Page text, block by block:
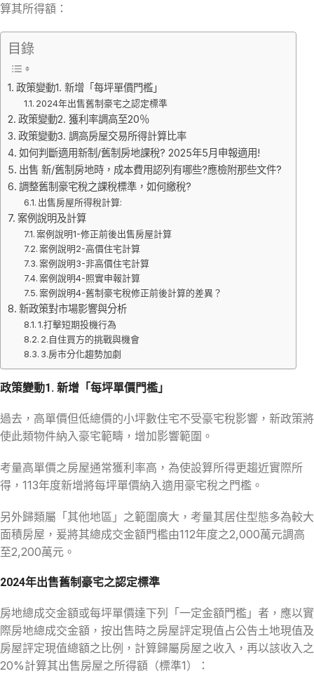
算其所得額：
目錄
政策變動1. 新增「每坪單價門檻」
2024年出售舊制豪宅之認定標準
政策變動2. 獲利率調高至20％
政策變動3. 調高房屋交易所得計算比率
如何判斷適用新制/舊制房地課稅? 2025年5月申報適用!
出售 新/舊制房地時，成本費用認列有哪些?應檢附那些文件?
調整舊制豪宅稅之課稅標準，如何繳稅?
出售房屋所得稅計算:
案例說明及計算
案例說明1-修正前後出售房屋計算
案例說明2-高價住宅計算
案例說明3-非高價住宅計算
案例說明4-照實申報計算
案例說明4-舊制豪宅稅修正前後計算的差異？
新政策對市場影響與分析
1.打擊短期投機行為
2.自住買方的挑戰與機會
3.房市分化趨勢加劇
政策變動1. 新增「每坪單價門檻」
過去，高單價但低總價的小坪數住宅不受豪宅稅影響，新政策將
使此類物件納入豪宅範疇，增加影響範圍。
考量高單價之房屋通常獲利率高，為使設算所得更趨近實際所
得，113年度新增將每坪單價納入適用豪宅稅之門檻。
另外歸類屬「其他地區」之範圍廣大，考量其居住型態多為較大
面積房屋，爰將其總成交金額門檻由112年度之2,000萬元調高
至2,200萬元。
2024年出售舊制豪宅之認定標準
房地總成交金額或每坪單價達下列「一定金額門檻」者，應以實
際房地總成交金額，按出售時之房屋評定現值占公告土地現值及
房屋評定現值總額之比例，計算歸屬房屋之收入，再以該收入之
20%計算其出售房屋之所得額（標準1）：